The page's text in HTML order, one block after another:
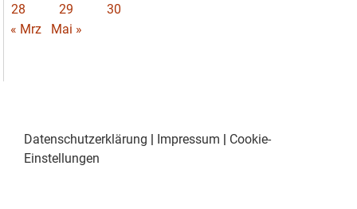
28
29
30
« Mrz
Mai »
Datenschutzerklärung | Impressum | Cookie-
Einstellungen